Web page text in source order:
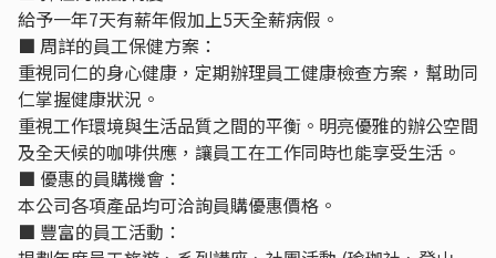
給予一年7天有薪年假加上5天全薪病假。
■ 周詳的員工保健方案：
重視同仁的身心健康，定期辦理員工健康檢查方案，幫助同
仁掌握健康狀況。
重視工作環境與生活品質之間的平衡。明亮優雅的辦公空間
及全天候的咖啡供應，讓員工在工作同時也能享受生活。
■ 優惠的員購機會：
本公司各項產品均可洽詢員購優惠價格。
■ 豐富的員工活動：